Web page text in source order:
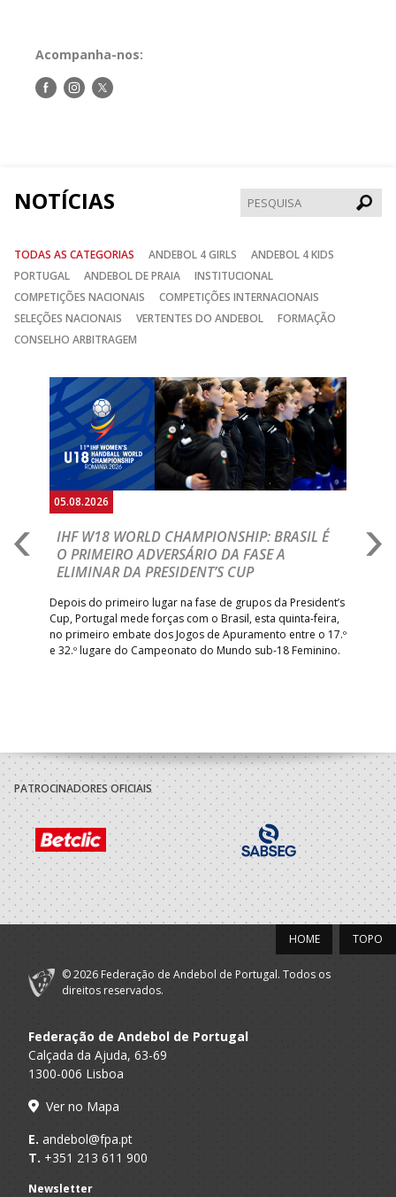
Acompanha-nos:
Siga-Siga-Siga-
NOTÍCIAS
TODAS AS CATEGORIAS ANDEBOL 4 GIRLS
ANDEBOL 4 KIDS
PORTUGAL
ANDEBOL DE PRAIA
INSTITUCIONAL
COMPETIÇÕES NACIONAIS
COMPETIÇÕES INTERNACIONAIS
SELEÇÕES NACIONAIS
VERTENTES DO ANDEBOL
FORMAÇÃO
CONSELHO ARBITRAGEM
05.08.2026
IHF W18 WORLD CHAMPIONSHIP: BRASIL É
O PRIMEIRO ADVERSÁRIO DA FASE A
ELIMINAR DA PRESIDENT’S CUP
Depois do primeiro lugar na fase de grupos da President’s
Cup, Portugal mede forças com o Brasil, esta quinta-feira,
no primeiro embate dos Jogos de Apuramento entre o 17.º
e 32.º lugare do Campeonato do Mundo sub-18 Feminino.
Anterior
PATROCINADORES OFICIAIS
TOPO
HOME
© 2026 Federação de Andebol de Portugal. Todos os
direitos reservados.
Federação de Andebol de Portugal
Calçada da Ajuda, 63-69
1300-006 Lisboa
Ver no Mapa
E. andebol@fpa.pt
T. +351 213 611 900
Newsletter